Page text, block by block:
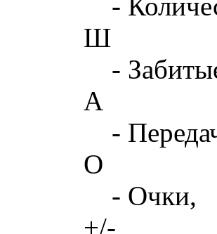
Ш
-
А
-
О
- Очки,
+/-